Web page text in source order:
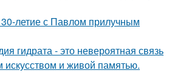
летие с Павлом прилучным
гидрата - это невероятная связь
и живой памятью.